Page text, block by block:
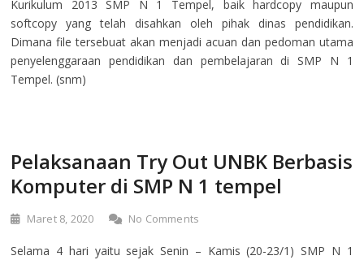
Kurikulum 2013 SMP N 1 Tempel, baik hardcopy maupun
softcopy yang telah disahkan oleh pihak dinas pendidikan.
Dimana file tersebuat akan menjadi acuan dan pedoman utama
penyelenggaraan pendidikan dan pembelajaran di SMP N 1
Tempel. (snm)
Pelaksanaan Try Out UNBK Berbasis
Komputer di SMP N 1 tempel
Maret 8, 2020 No Comments
Selama 4 hari yaitu sejak Senin – Kamis (20-23/1) SMP N 1